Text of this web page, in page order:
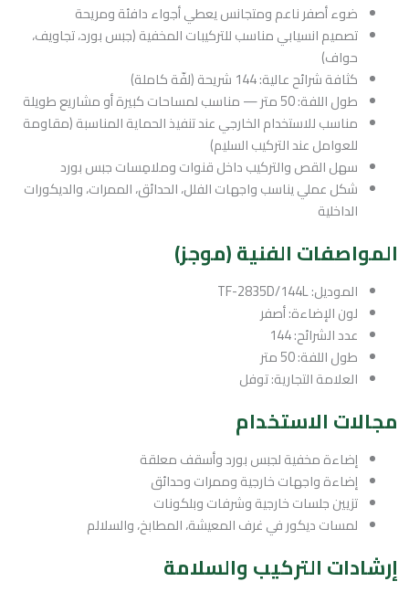
ضوء أصفر ناعم ومتجانس يعطي أجواء دافئة ومريحة
تصميم انسيابي مناسب للتركيبات المخفية (جبس بورد، تجاويف،
حواف)
كثافة شرائح عالية: 144 شريحة (لفّة كاملة)
طول اللفة: 50 متر — مناسب لمساحات كبيرة أو مشاريع طويلة
مناسب للاستخدام الخارجي عند تنفيذ الحماية المناسبة (مقاومة
للعوامل عند التركيب السليم)
سهل القص والتركيب داخل قنوات وملامِسات جبس بورد
شكل عملي يناسب واجهات الفلل، الحدائق، الممرات، والديكورات
الداخلية
المواصفات الفنية (موجز)
الموديل: TF-2835D/144L
لون الإضاءة: أصفر
عدد الشرائح: 144
طول اللفة: 50 متر
العلامة التجارية: توفل
مجالات الاستخدام
إضاءة مخفية لجبس بورد وأسقف معلقة
إضاءة واجهات خارجية وممرات وحدائق
تزيين جلسات خارجية وشرفات وبلكونات
لمسات ديكور في غرف المعيشة، المطابخ، والسلالم
إرشادات التركيب والسلامة